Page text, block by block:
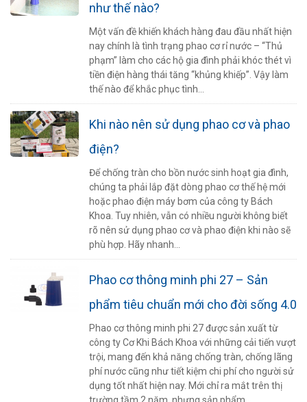
như thế nào?
Một vấn đề khiến khách hàng đau đầu nhất hiện
nay chính là tình trạng phao cơ rỉ nước – “Thủ
phạm” làm cho các hộ gia đình phải khóc thét vì
tiền điện hàng thái tăng “khủng khiếp”. Vậy làm
thế nào để khắc phục tình...
Khi nào nên sử dụng phao cơ và phao
điện?
Để chống tràn cho bồn nước sinh hoạt gia đình,
chúng ta phải lắp đặt dòng phao cơ thế hệ mới
hoặc phao điện máy bơm của công ty Bách
Khoa. Tuy nhiên, vẫn có nhiều người không biết
rõ nên sử dụng phao cơ và phao điện khi nào sẽ
phù hợp. Hãy nhanh...
Phao cơ thông minh phi 27 – Sản
phẩm tiêu chuẩn mới cho đời sống 4.0
Phao cơ thông minh phi 27 được sản xuất từ
công ty Cơ Khi Bách Khoa với những cải tiến vượt
trội, mang đến khả năng chống tràn, chống lãng
phí nước cũng như tiết kiệm chi phí cho người sử
dụng tốt nhất hiện nay. Mới chỉ ra mắt trên thị